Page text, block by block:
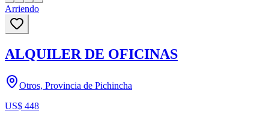
Arriendo
ALQUILER DE OFICINAS
Otros, Provincia de Pichincha
US$ 448